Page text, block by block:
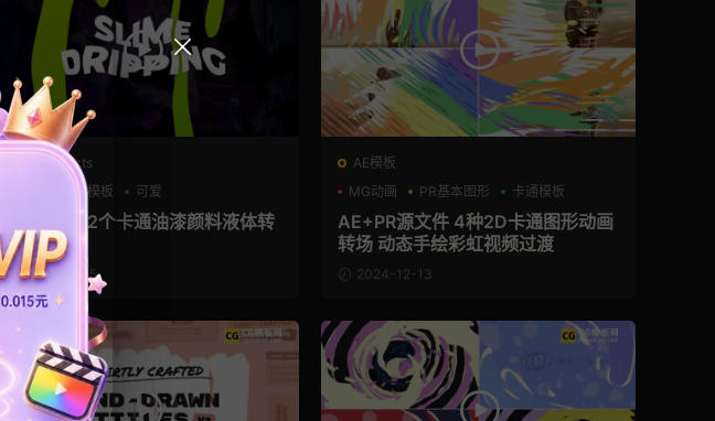
After Effects
卡通模板 可爱
转场素材 32个卡通油漆颜料液体转
场动画
2025-01-05
AE模板
MG动画
PR基本图形 卡通模板
AE+PR源文件 4种2D卡通图形动画
转场 动态手绘彩虹视频过渡
2024-12-13